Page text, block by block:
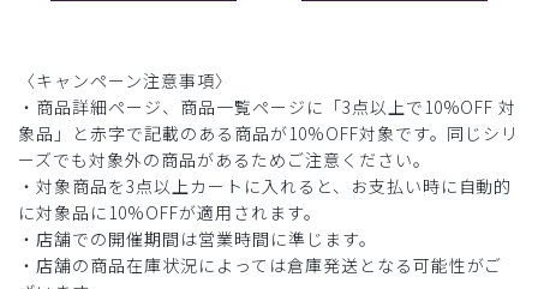
〈キャンペーン注意事項〉
・商品詳細ページ、商品一覧ページに「3点以上で10%OFF 対
象品」と赤字で記載のある商品が10%OFF対象です。同じシリ
ーズでも対象外の商品があるためご注意ください。
・対象商品を3点以上カートに入れると、お支払い時に自動的
に対象品に10%OFFが適用されます。
・店舗での開催期間は営業時間に準じます。
・店舗の商品在庫状況によっては倉庫発送となる可能性がご